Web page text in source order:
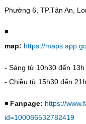
Phường 6, TP.Tân An,
map: https://
- Sáng từ 10h30 đến 13h
- Chiều từ 15h30 đến 21h
◾️ Fanpage: https://
id=100086532782419